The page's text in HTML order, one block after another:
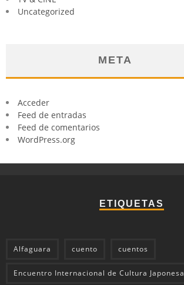
Uncategorized
META
Acceder
Feed de entradas
Feed de comentarios
WordPress.org
ETIQUETAS
Alfaguara cuento cuentos
Encuentro Internacional de Cultura Japonesa